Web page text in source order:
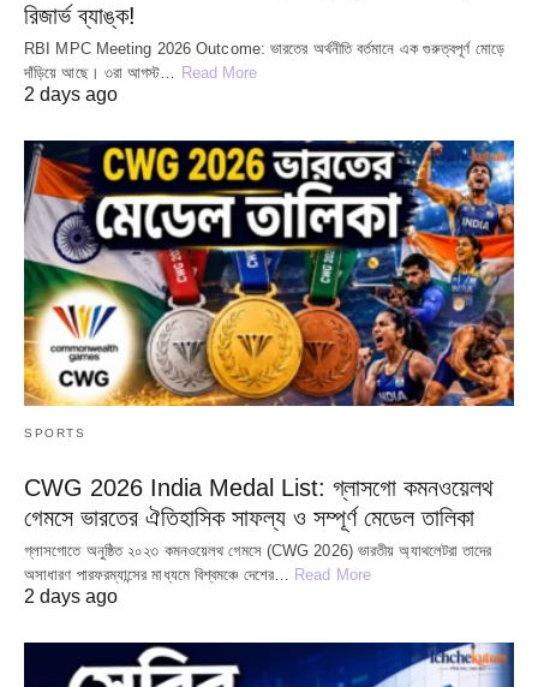
রিজার্ভ ব্যাঙ্ক!
RBI MPC Meeting 2026 Outcome: ভারতের অর্থনীতি বর্তমানে এক গুরুত্বপূর্ণ মোড়ে
দাঁড়িয়ে আছে। ৩রা আগস্ট… Read More
2 days ago
SPORTS
CWG 2026 India Medal List: গ্লাসগো কমনওয়েলথ
গেমসে ভারতের ঐতিহাসিক সাফল্য ও সম্পূর্ণ মেডেল তালিকা
গ্লাসগোতে অনুষ্ঠিত ২০২৩ কমনওয়েলথ গেমসে (CWG 2026) ভারতীয় অ্যাথলেটরা তাদের
অসাধারণ পারফরম্যান্সের মাধ্যমে বিশ্বমঞ্চে দেশের… Read More
2 days ago